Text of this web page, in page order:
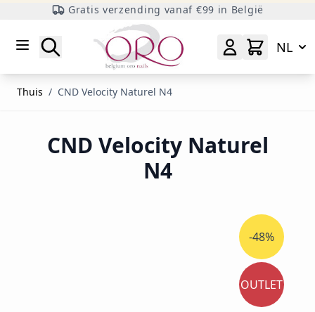
Gratis verzending vanaf €99 in België
Zoeken
NL
Thuis / CND Velocity Naturel N4
CND Velocity Naturel
N4
-48%
OUTLET